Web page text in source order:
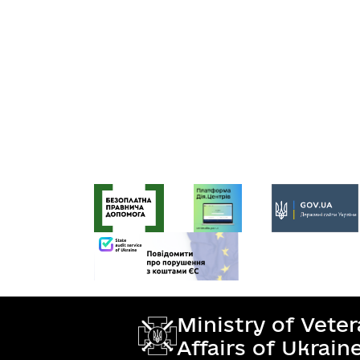
Ministry of
Affairs of